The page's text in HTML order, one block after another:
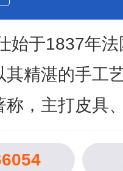
始于1837年
其精湛的手工
称，主打皮具